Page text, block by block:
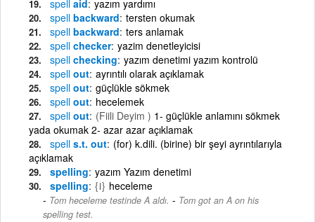
spell aid yazım yardımı
spell backward tersten okumak
spell backward ters anlamak
spell checker yazim denetleyicisi
spell checking yazım denetimi yazım kontrolü
spell out ayrıntılı olarak açıklamak
spell out güçlükle sökmek
spell out hecelemek
spell out (Fiili Deyim ) 1- güçlükle anlamını sökmek
yada okumak 2- azar azar açıklamak
spell s.t. out (for) k.dili. (birine) bir şeyi ayrıntılarıyla
açıklamak
spelling yazım Yazım denetimi
spelling {i} heceleme
Tom heceleme testinde A aldı. - Tom got an A on his
spelling test.